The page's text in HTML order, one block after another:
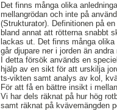
Det finns många olika
mellangrödan och inte på
(Strukturator). Definitionen på
bland annat att rötterna snabbt
lackas ut. Det finns många
går djupare ner i jorden än andra
I detta försök används en
hjälp av en sikt för att urskilja
ts-vikten samt analys av kol,
För att få en bättre insikt i
Vi har dels räknat på hur hög
samt räknat på kvävemängden